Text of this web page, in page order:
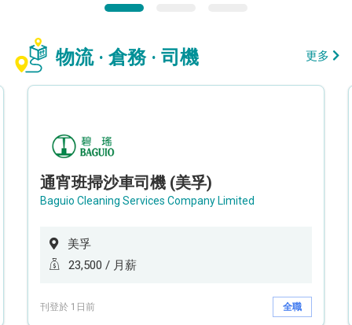
物流 · 倉務 · 司機 更多
通宵班掃沙車司機 (美孚)
Baguio Cleaning Services Company Limited
美孚
23,500 / 月薪
刊登於 1日前 全職